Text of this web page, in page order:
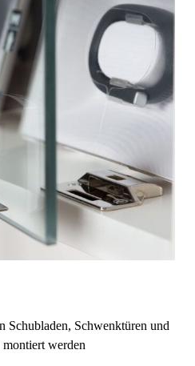
Schubladen, Schwenktüren und
werden